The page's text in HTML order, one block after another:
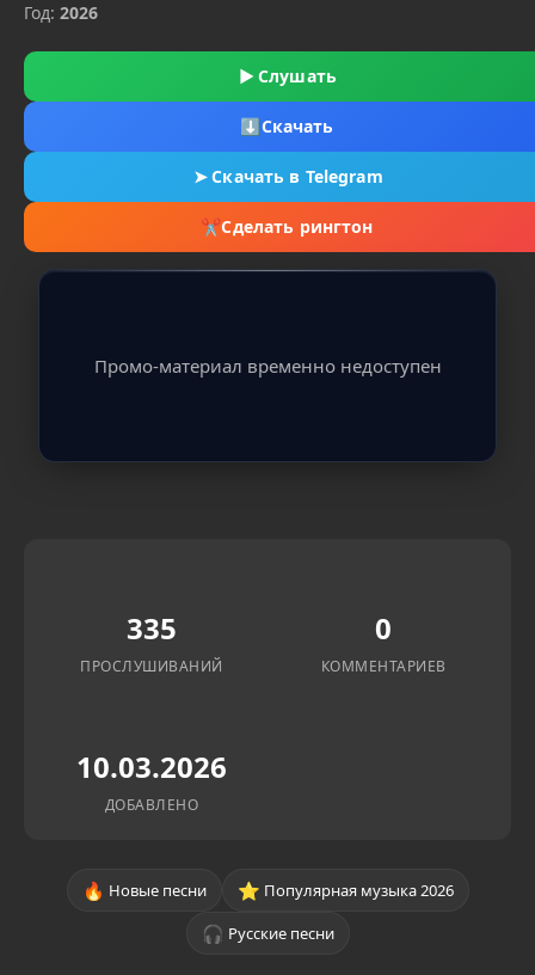
Год: 2026
▶ Слушать
⬇Скачать
➤Скачать в Telegram
✂Сделать рингтон
Промо-материал временно недоступен
335
ПРОСЛУШИВАНИЙ
0
КОММЕНТАРИЕВ
10.03.2026
ДОБАВЛЕНО
🔥 Новые песни ⭐ Популярная музыка 2026
🎧 Русские песни